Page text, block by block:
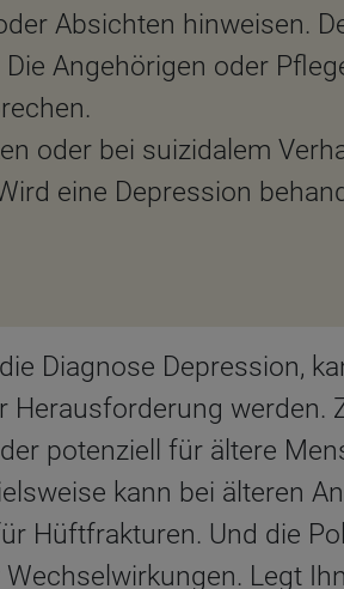
Absichten hinweisen.
Angehörigen oder
oder bei suizidalem
eine Depression
Diagnose Depression,
Herausforderung werden.
potenziell für ältere
kann bei älteren
Hüftfrakturen. Und die
Legt